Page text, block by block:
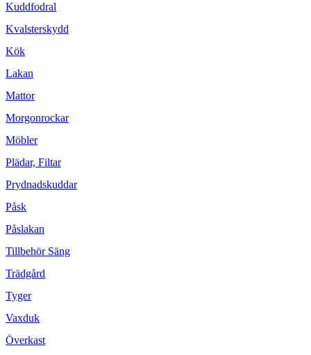
Kuddfodral
Kvalsterskydd
Kök
Lakan
Mattor
Morgonrockar
Möbler
Plädar, Filtar
Prydnadskuddar
Påsk
Påslakan
Tillbehör Säng
Trädgård
Tyger
Vaxduk
Överkast